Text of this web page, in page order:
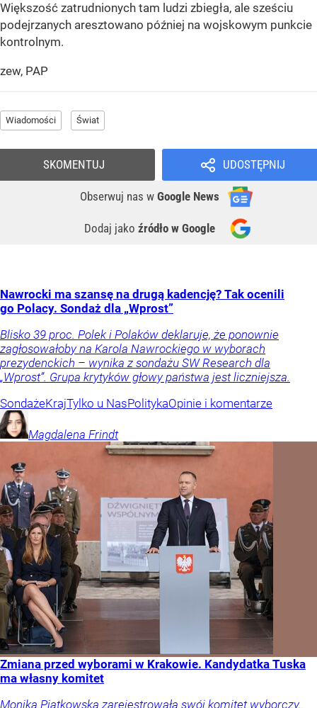
Większość zatrudnionych tam ludzi zbiegła, ale sześciu
podejrzanych aresztowano później na wojskowym punkcie
kontrolnym.
zew, PAP
Wiadomości Świat
UDOSTĘPNIJ
Obserwuj nas w Google News
Dodaj jako źródło w Google
SKOMENTUJ
Nawrocki ma szansę na drugą kadencję? Tak ocenili
go Polacy. Sondaż dla „Wprost”
Blisko 39 proc. Polek i Polaków deklaruje, że ponownie
zagłosowałoby na Karola Nawrockiego w wyborach
prezydenckich – wynika z sondażu SW Research dla
„Wprost”. Grupa krytyków głowy państwa jest liczniejsza.
SondażeKrajTylko u NasPolitykaOpinie i komentarze
Magdalena Frindt
Zmiana przed wyborami w Krakowie. Kandydatka Tuska
ma własny komitet
Monika Piątkowska zarejestrowała swój komitet wyborczy.